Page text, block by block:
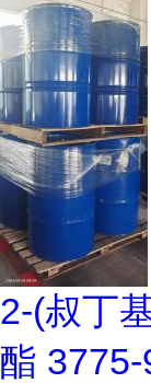
2-(叔丁
酯